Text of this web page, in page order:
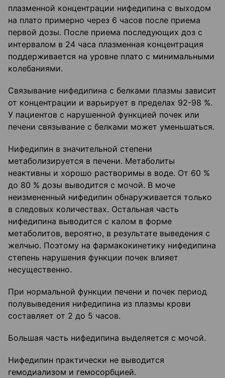
плазменной концентрации нифедипина с выходом
на плато примерно через 6 часов после приема
первой дозы. После приема последующих доз с
интервалом в 24 часа плазменная концентрация
поддерживается на уровне плато с минимальными
колебаниями.
Связывание нифедипина с белками плазмы зависит
от концентрации и варьирует в пределах 92-98 %.
У пациентов с нарушенной функцией почек или
печени связывание с белками может уменьшаться.
Нифедипин в значительной степени
метаболизируется в печени. Метаболиты
неактивны и хорошо растворимы в воде. От 60 %
до 80 % дозы выводится с мочой. В моче
неизмененный нифедипин обнаруживается только
в следовых количествах. Остальная часть
нифедипина выводится с калом в форме
метаболитов, вероятно, в результате выведения с
желчью. Поэтому на фармакокинетику нифедипина
степень нарушения функции почек влияет
несущественно.
При нормальной функции печени и почек период
полувыведения нифедипина из плазмы крови
составляет от 2 до 5 часов.
Большая часть нифедипина выделяется с мочой.
Нифедипин практически не выводится
гемодиализом и гемосорбцией.